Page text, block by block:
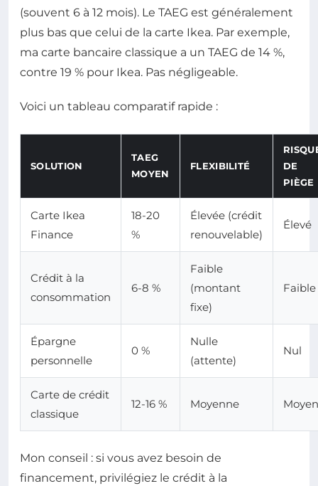
(souvent 6 à 12 mois). Le TAEG est généralement
plus bas que celui de la carte Ikea. Par exemple,
ma carte bancaire classique a un TAEG de 14 %,
contre 19 % pour Ikea. Pas négligeable.
Voici un tableau comparatif rapide :
SOLUTION
TAEG
MOYEN
FLEXIBILITÉ
DE
PIÈGE
Carte Ikea
Finance
18-20
%
Élevée (crédit
renouvelable)
Élevé
Crédit à la
consommation
6-8 %
Faible
(montant
fixe)
Faible
Épargne
personnelle
0 %
Nulle
(attente)
Nul
Carte de crédit
classique
12-16 % Moyenne Moyen
Mon conseil : si vous avez besoin de
financement, privilégiez le crédit à la